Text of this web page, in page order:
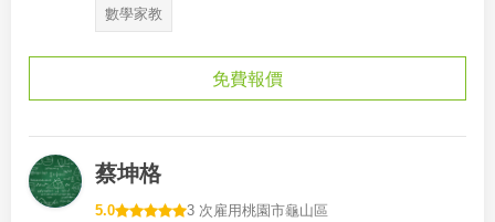
數學家教
免費報價
蔡坤格
5.0 3 次雇用桃園市龜山區